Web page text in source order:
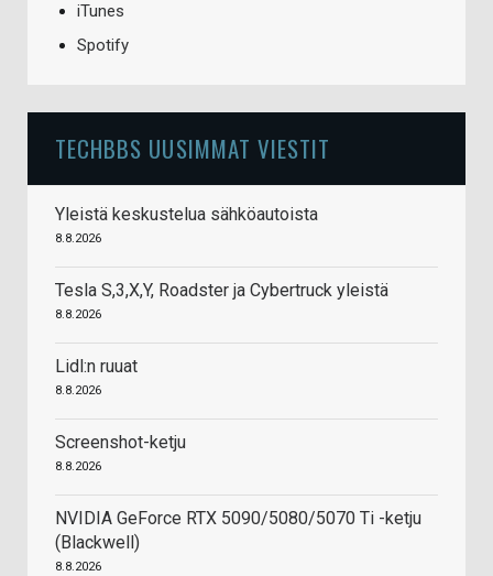
iTunes
Spotify
TECHBBS UUSIMMAT VIESTIT
Yleistä keskustelua sähköautoista
8.8.2026
Tesla S,3,X,Y, Roadster ja Cybertruck yleistä
8.8.2026
Lidl:n ruuat
8.8.2026
Screenshot-ketju
8.8.2026
NVIDIA GeForce RTX 5090/5080/5070 Ti -ketju
(Blackwell)
8.8.2026